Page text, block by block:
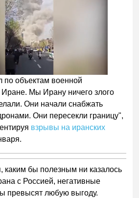
по объектам военной
Мы Ирану ничего злого
Они начали снабжать
Они пересекли границу",
взрывы на иранских
каким бы полезным ни казалось
с Россией, негативные
превысят любую выгоду.